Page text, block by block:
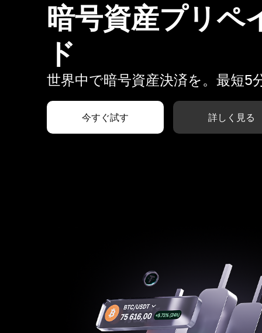
暗号資産プリペ
ド
世界中で暗号資産決済を。最短5
今すぐ試す 詳しく見る